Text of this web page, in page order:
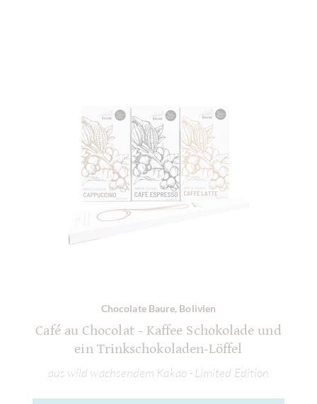
Chocolate Baure, Bolivien
Café au Chocolat - Kaffee Schokolade und
ein Trinkschokoladen-Löffel
aus wild wachsendem Kakao - Limited Edition